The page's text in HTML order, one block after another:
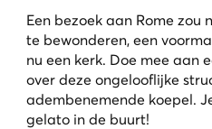
Een bezoek aan Rome
te bewonderen, een
nu een kerk. Doe mee aan
over deze ongelooflijke
adembenemende koepel.
gelato in de buurt!